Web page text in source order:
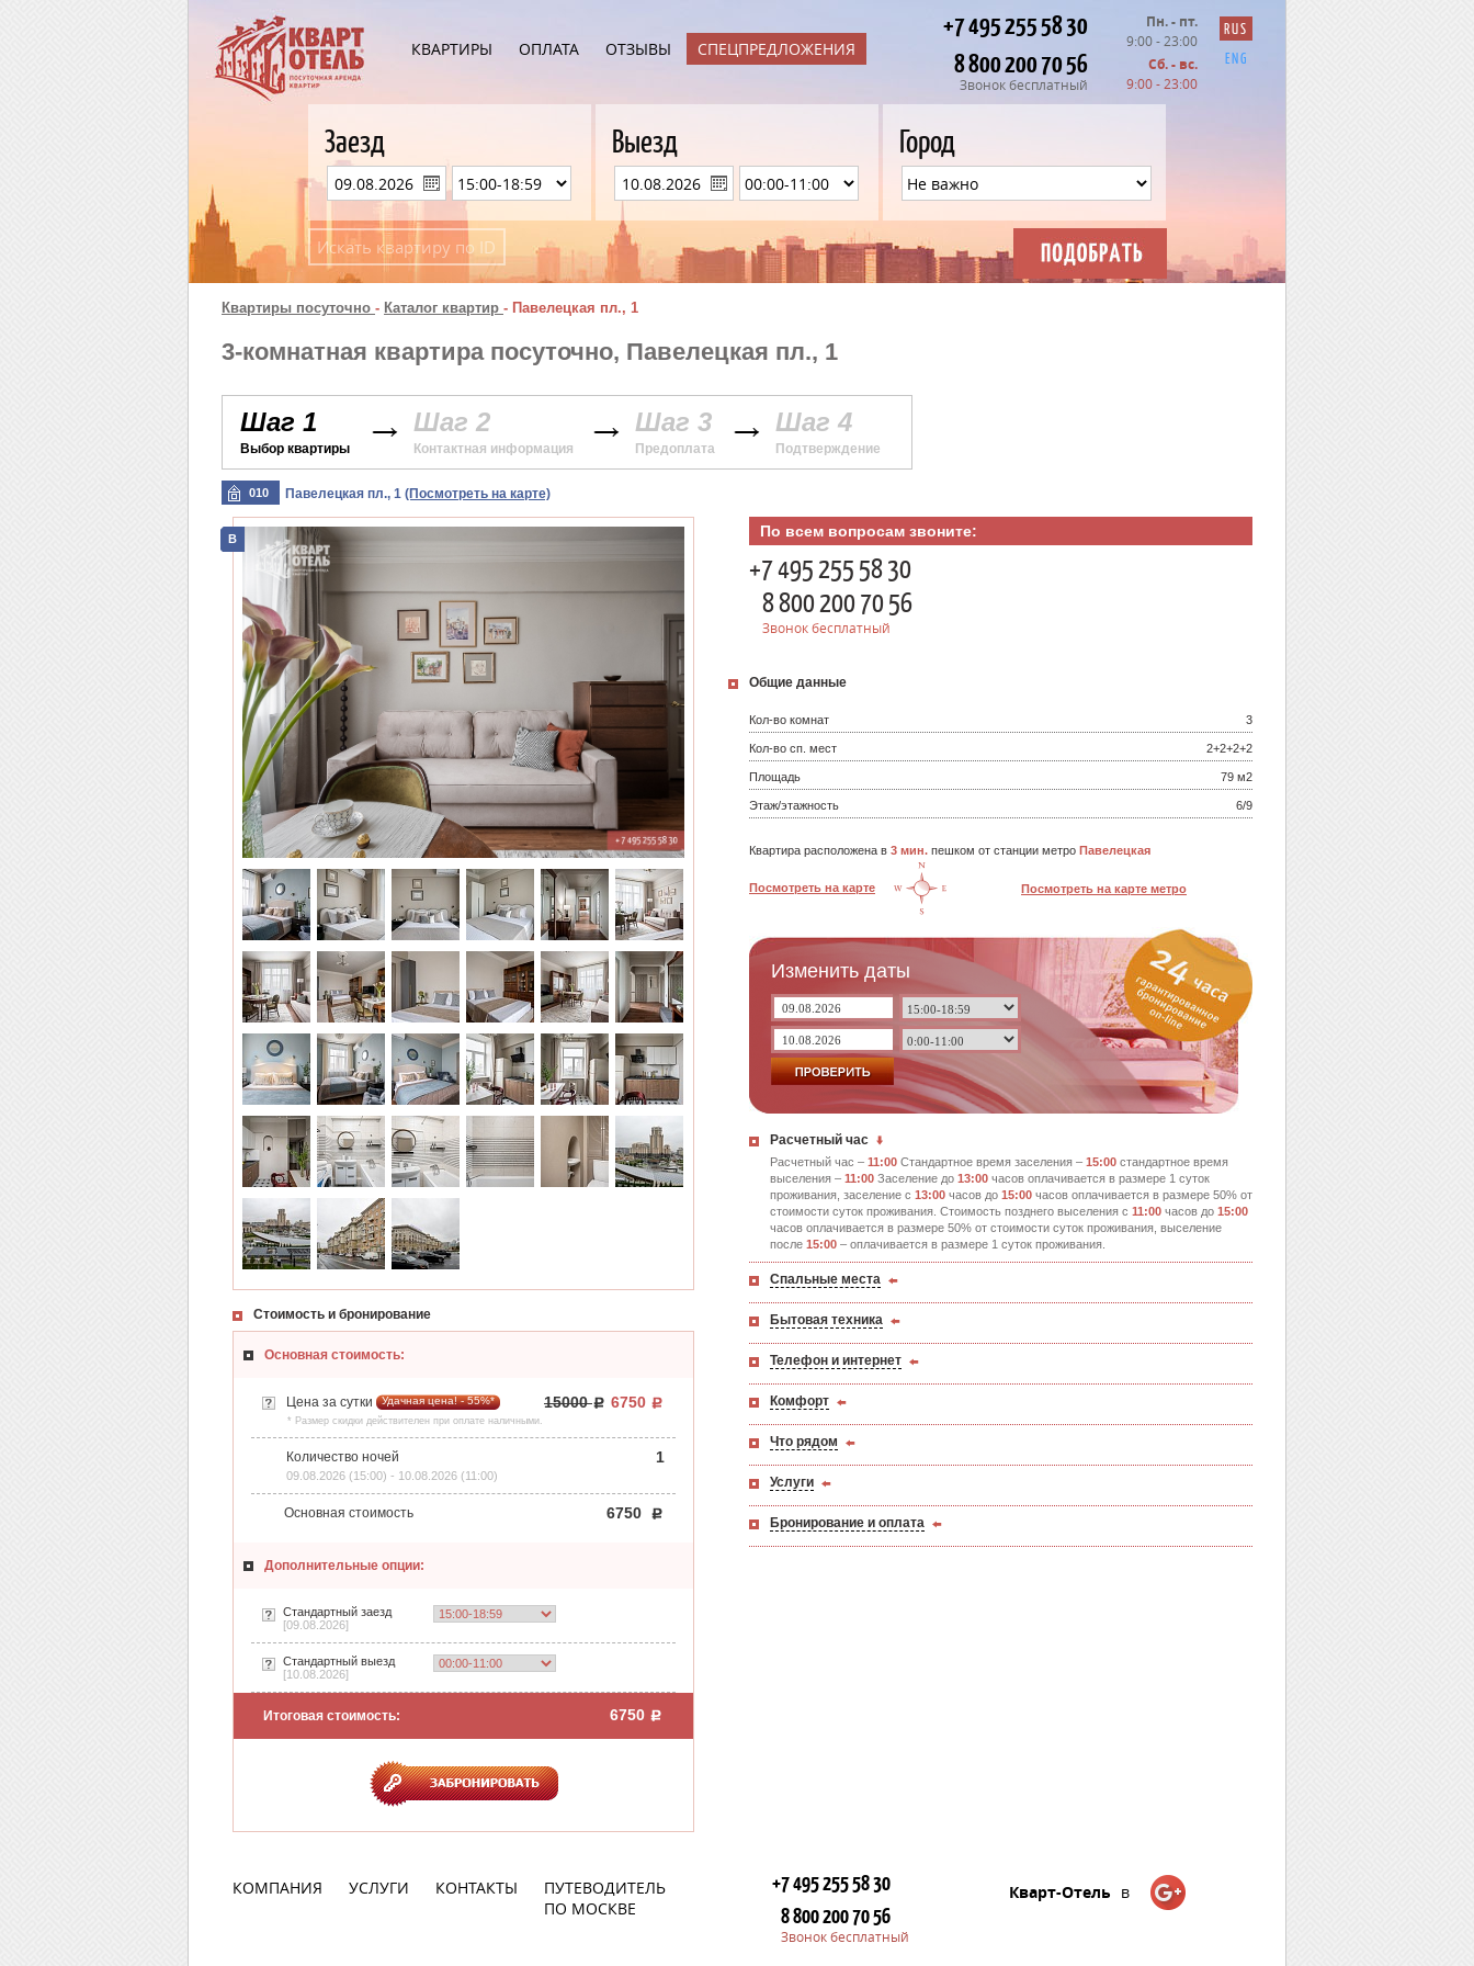
КВАРТИРЫ ОПЛАТА ОТЗЫВЫ СПЕЦПРЕДЛОЖЕНИЯ
+7 495 255 58 30
8 800 200 70 56
Звонок бесплатный
Пн. - пт.
9:00 - 23:00
Сб. - вс.
9:00 - 23:00
RUS
ENG
Заезд Выезд Город
Квартиры посуточно - Каталог квартир - Павелецкая пл., 1
3-комнатная квартира посуточно, Павелецкая пл., 1
Шаг 1
Выбор квартиры
Шаг 2
Контактная информация
Шаг 3
Предоплата
Шаг 4
Подтверждение
010 Павелецкая пл., 1 (Посмотреть на карте)
B
Стоимость и бронирование
Основная стоимость:
Цена за сутки Удачная цена! - 55%* 15000 6750
* Размер скидки действителен при оплате наличными.
Количество ночей 1
09.08.2026 (15:00) - 10.08.2026 (11:00)
Основная стоимость 6750
Дополнительные опции:
Стандартный заезд
[09.08.2026]
Стандартный выезд
[10.08.2026]
Итоговая стоимость: 6750
По всем вопросам звоните:
+7 495 255 58 30
8 800 200 70 56
Звонок бесплатный
Общие данные
Кол-во комнат 3
Кол-во сп. мест 2+2+2+2
Площадь 79 м2
Этаж/этажность 6/9
Квартира расположена в 3 мин. пешком от станции метро Павелецкая
Посмотреть на карте Посмотреть на карте метро
Изменить даты
Расчетный час
Расчетный час – 11:00 Стандартное время заселения – 15:00 стандартное время
выселения – 11:00 Заселение до 13:00 часов оплачивается в размере 1 суток
проживания, заселение с 13:00 часов до 15:00 часов оплачивается в размере 50% от
стоимости суток проживания. Стоимость позднего выселения с 11:00 часов до 15:00
часов оплачивается в размере 50% от стоимости суток проживания, выселение
после 15:00 – оплачивается в размере 1 суток проживания.
Спальные места
Бытовая техника
Телефон и интернет
Комфорт
Что рядом
Услуги
Бронирование и оплата
КОМПАНИЯ УСЛУГИ КОНТАКТЫ
ПУТЕВОДИТЕЛЬ
ПО МОСКВЕ
+7 495 255 58 30
8 800 200 70 56
Звонок бесплатный
Кварт-Отель в